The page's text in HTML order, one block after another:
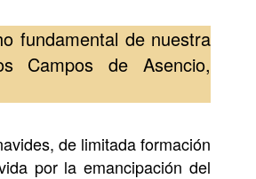
fundamental de nuestra
Campos de Asencio,
de limitada formación
por la emancipación del